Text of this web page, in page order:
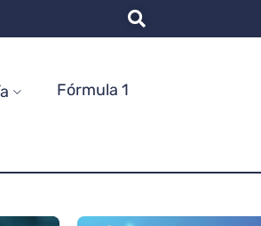
Fórmula 1